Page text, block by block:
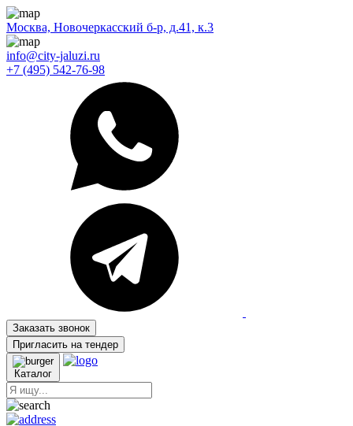
Москва, Новочеркасский б-р, д.41, к.3
info@city-jaluzi.ru
+7 (495) 542-76-98
Заказать звонок
Пригласить на тендер
Каталог